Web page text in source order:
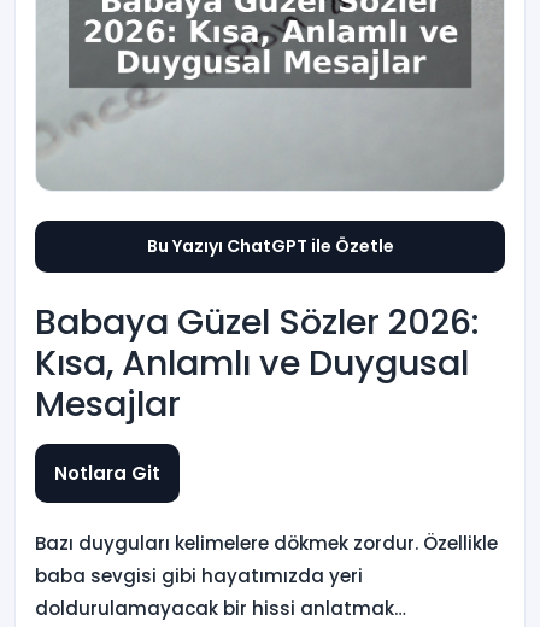
Bu Yazıyı ChatGPT ile Özetle
Babaya Güzel Sözler 2026:
Kısa, Anlamlı ve Duygusal
Mesajlar
Notlara Git
Bazı duyguları kelimelere dökmek zordur. Özellikle
baba sevgisi gibi hayatımızda yeri
doldurulamayacak bir hissi anlatmak…